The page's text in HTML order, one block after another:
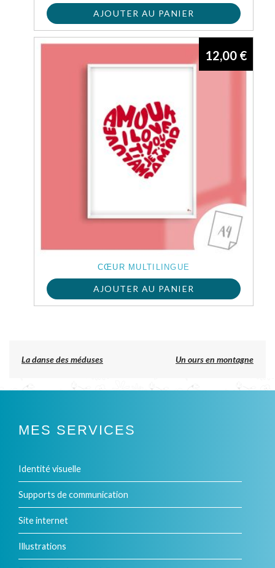
AJOUTER AU PANIER
CŒUR MULTILINGUE
12,00 €
AJOUTER AU PANIER
NAVIGATION
L’ARTICLE
Previous
La danse des méduses Un ours en montagne
MES SERVICES
Identité visuelle
Supports de communication
Site internet
Illustrations